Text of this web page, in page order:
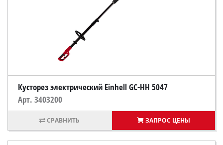
Кусторез электрический Einhell GC-HH 5047
Арт. 3403200
ЗАПРОС ЦЕНЫ